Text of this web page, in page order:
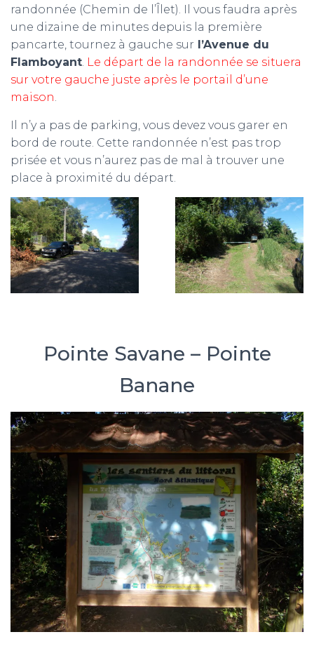
randonnée (Chemin de l’Îlet). Il vous faudra après
une dizaine de minutes depuis la première
pancarte, tournez à gauche sur l’Avenue du
Flamboyant. Le départ de la randonnée se situera
sur votre gauche juste après le portail d’une
maison.
Il n’y a pas de parking, vous devez vous garer en
bord de route. Cette randonnée n’est pas trop
prisée et vous n’aurez pas de mal à trouver une
place à proximité du départ.
Pointe Savane – Pointe
Banane